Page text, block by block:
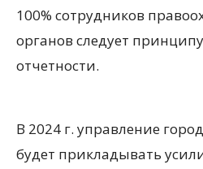
100% сотрудников
органов следует
отчетности.
В 2024 г. управление
будет прикладывать